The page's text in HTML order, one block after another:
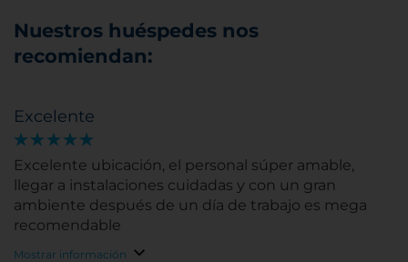
Nuestros huéspedes nos
recomiendan:
Excelente
Excelente ubicación, el personal súper amable,
llegar a instalaciones cuidadas y con un gran
ambiente después de un día de trabajo es mega
recomendable
Mostrar información